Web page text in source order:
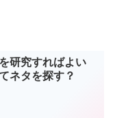
研究すればよい
ネタを探す？